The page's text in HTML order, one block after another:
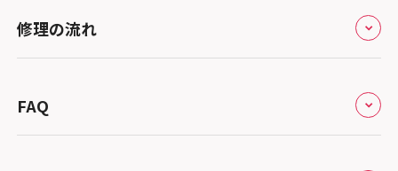
スマホスピタル三軒茶屋
スマホスピタル秋葉原
スマホスピタル 新宿
スマホスピタル 京都宇治
スマホスピタル大丸札幌
関東
スマホスピタル宇都宮
スマホスピタル 高崎
スマホスピタル鴻巣
北陸・甲信越
スマホスピタルアル・プラザ小松
スマホスピタル 北陸総合修理センター
東海
スマホスピタル岐阜
関西
会社概要
総務省登録業者
特定商取引法に関する表記
修理の流れ
郵送修理の流れ
FAQ